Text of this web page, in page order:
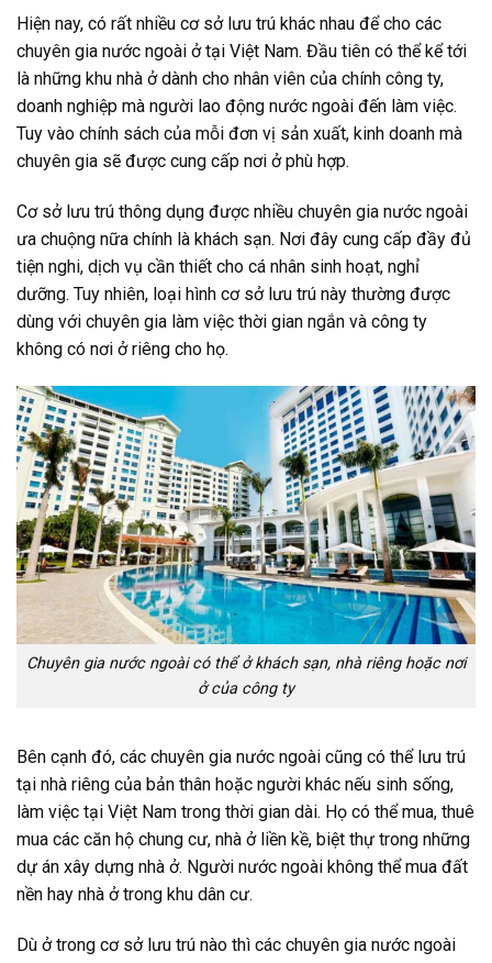
Hiện nay, có rất nhiều cơ sở lưu trú khác nhau để cho các
chuyên gia nước ngoài ở tại Việt Nam. Đầu tiên có thể kể tới
là những khu nhà ở dành cho nhân viên của chính công ty,
doanh nghiệp mà người lao động nước ngoài đến làm việc.
Tuy vào chính sách của mỗi đơn vị sản xuất, kinh doanh mà
chuyên gia sẽ được cung cấp nơi ở phù hợp.
Cơ sở lưu trú thông dụng được nhiều chuyên gia nước ngoài
ưa chuộng nữa chính là khách sạn. Nơi đây cung cấp đầy đủ
tiện nghi, dịch vụ cần thiết cho cá nhân sinh hoạt, nghỉ
dưỡng. Tuy nhiên, loại hình cơ sở lưu trú này thường được
dùng với chuyên gia làm việc thời gian ngắn và công ty
không có nơi ở riêng cho họ.
Chuyên gia nước ngoài có thể ở khách sạn, nhà riêng hoặc nơi
ở của công ty
Bên cạnh đó, các chuyên gia nước ngoài cũng có thể lưu trú
tại nhà riêng của bản thân hoặc người khác nếu sinh sống,
làm việc tại Việt Nam trong thời gian dài. Họ có thể mua, thuê
mua các căn hộ chung cư, nhà ở liền kề, biệt thự trong những
dự án xây dựng nhà ở. Người nước ngoài không thể mua đất
nền hay nhà ở trong khu dân cư.
Dù ở trong cơ sở lưu trú nào thì các chuyên gia nước ngoài